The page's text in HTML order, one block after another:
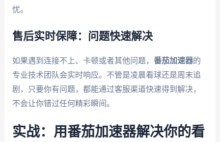
忧。
售后实时保障：问题快速解决
如果遇到连接不上、卡顿或者其他问题， 番茄加速器的
专业技术团队会实时响应。不管是凌晨看球还是周末追
剧，只要你有问题，都能通过客服渠道快速得到解决，
不会让你错过任何精彩瞬间。
实战：用番茄加速器解决你的看